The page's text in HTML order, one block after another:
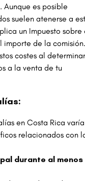
es posible
suelen atenerse a
un Impuesto sobre
importe de la
costes al determinar
a la venta de tu
en Costa Rica
relacionados con
durante al menos